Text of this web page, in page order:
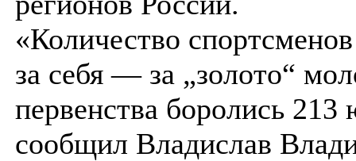
«Количество
за себя — за „золото“
первенства боролись
сообщил Владислав